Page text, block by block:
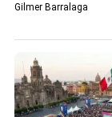
Gilmer Barralaga